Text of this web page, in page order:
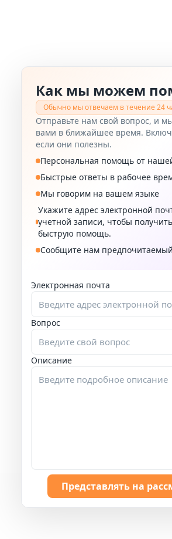
Как мы можем
Обычно мы отвечаем в течение 24
Отправьте нам свой вопрос, и
вами в ближайшее время.
если они полезны.
Персональная помощь от
Быстрые ответы в рабочее
Мы говорим на вашем языке
Укажите адрес электронной
учетной записи, чтобы
быструю помощь.
Сообщите нам
Электронная почта
Вопрос
Описание
Представлять на